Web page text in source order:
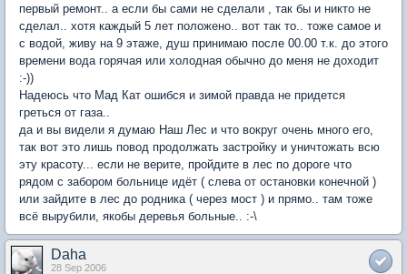
первый ремонт.. а если бы сами не сделали , так бы и никто не
сделал.. хотя каждый 5 лет положено.. вот так то.. тоже самое и
с водой, живу на 9 этаже, душ принимаю после 00.00 т.к. до этого
времени вода горячая или холодная обычно до меня не доходит
:-))
Надеюсь что Мад Кат ошибся и зимой правда не придется
греться от газа..
да и вы видели я думаю Наш Лес и что вокруг очень много его,
так вот это лишь повод продолжать застройку и уничтожать всю
эту красоту... если не верите, пройдите в лес по дороге что
рядом с забором больнице идёт ( слева от остановки конечной )
или зайдите в лес до родника ( через мост ) и прямо.. там тоже
всё вырубили, якобы деревья больные.. :-\
Daha
28 Sep 2006